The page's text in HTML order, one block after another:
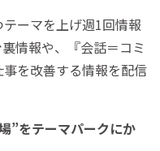
ーマを上げ週1回情報
情報や、『会話＝コミ
を改善する情報を配信
”をテーマパークにか